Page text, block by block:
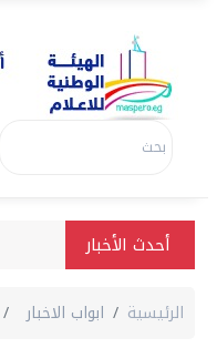
أحدث الأخبار
الرئيسية ابواب الاخبار